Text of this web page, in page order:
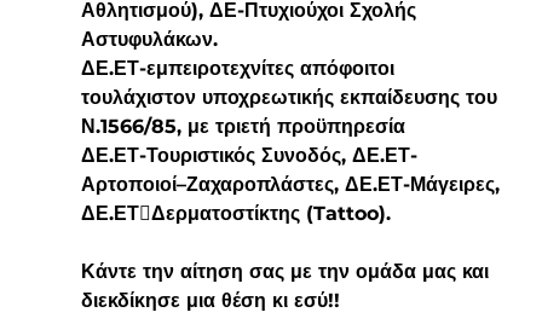
Αθλητισμού), ΔΕ-Πτυχιούχοι Σχολής
Αστυφυλάκων.
ΔΕ.ΕΤ-εμπειροτεχνίτες απόφοιτοι
τουλάχιστον υποχρεωτικής εκπαίδευσης του
Ν.1566/85, με τριετή προϋπηρεσία
ΔΕ.ΕΤ-Τουριστικός Συνοδός, ΔΕ.ΕΤ-
Αρτοποιοί–Ζαχαροπλάστες, ΔΕ.ΕΤ-Μάγειρες,
ΔΕ.ΕΤ￾Δερματοστίκτης (Tattoo).
Κάντε την αίτηση σας με την ομάδα μας και
διεκδίκησε μια θέση κι εσύ!!